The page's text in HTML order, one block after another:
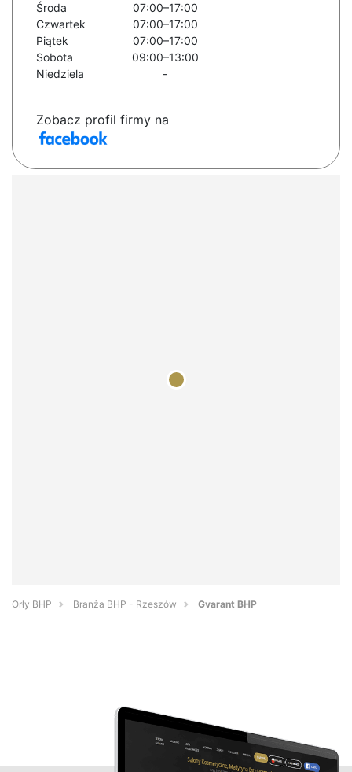
Środa
07:00–17:00
Czwartek
07:00–17:00
Piątek
07:00–17:00
Sobota
09:00–13:00
Niedziela
-
Zobacz profil firmy na
Orły BHP Branża BHP - Rzeszów Gvarant BHP